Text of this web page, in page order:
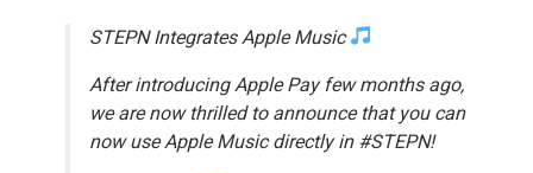
STEPN Integrates Apple Music
After introducing Apple Pay few months ago,
we are now thrilled to announce that you can
now use Apple Music directly in #STEPN!